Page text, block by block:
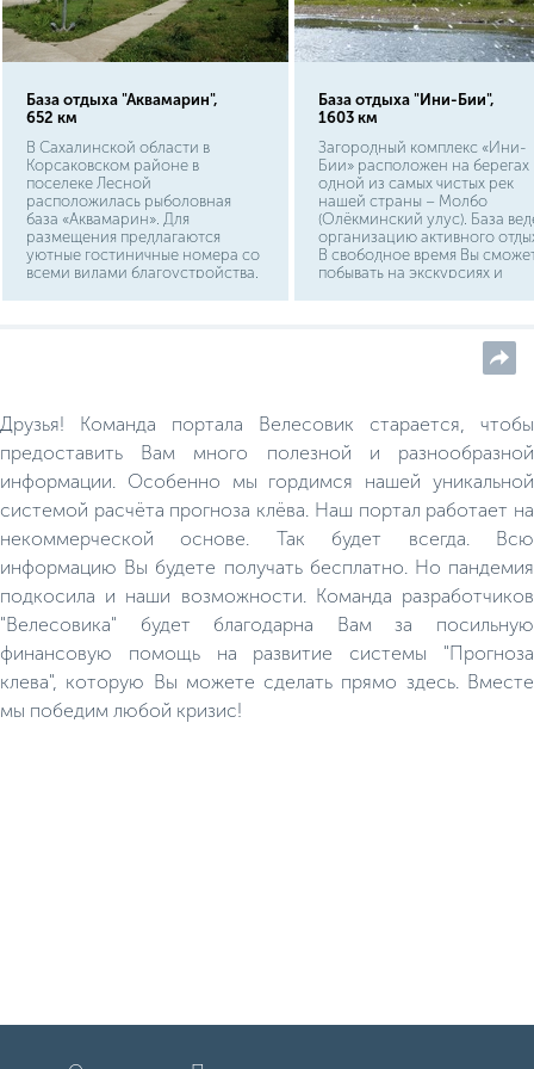
База отдыха "Аквамарин",
652 км
В Сахалинской области в
Корсаковском районе в
поселеке Лесной
расположилась рыболовная
база «Аквамарин». Для
размещения предлагаются
уютные гостиничные номера со
всеми видами благоустройства.
База отдыха "Ини-Бии",
1603 км
Загородный комплекс «Ини-
Бии» расположен на берегах
одной из самых чистых рек
нашей страны – Молбо
(Олёкминский улус). База
организацию активного
В свободное время Вы
побывать на экскурсиях и
Друзья! Команда портала Велесовик старается, чтобы
предоставить Вам много полезной и разнообразной
информации. Особенно мы гордимся нашей уникальной
системой расчёта прогноза клёва. Наш портал работает на
некоммерческой основе. Так будет всегда. Всю
информацию Вы будете получать бесплатно. Но пандемия
подкосила и наши возможности. Команда разработчиков
"Велесовика" будет благодарна Вам за посильную
финансовую помощь на развитие системы "Прогноза
клева", которую Вы можете сделать прямо здесь. Вместе
мы победим любой кризис!